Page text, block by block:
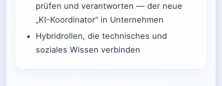
prüfen und verantworten — der neue
„KI-Koordinator“ in Unternehmen
Hybridrollen, die technisches und
soziales Wissen verbinden